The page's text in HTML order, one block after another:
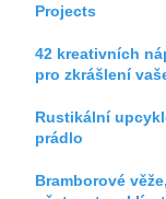
Projects
42 kreativních
pro zkrášlení
Rustikální
prádlo
Bramborové